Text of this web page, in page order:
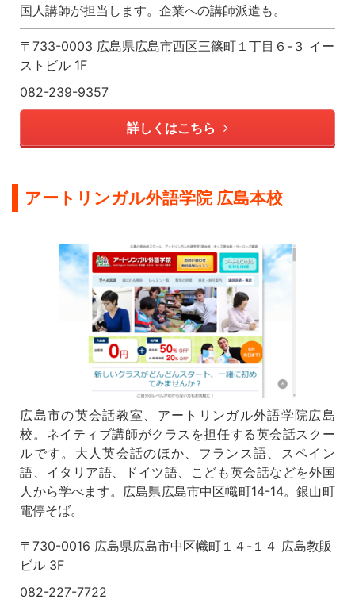
国人講師が担当します。企業への講師派遣も。
〒733-0003 広島県広島市西区三篠町１丁目６-３ イー
ストビル 1F
082-239-9357
詳しくはこちら
アートリンガル外語学院 広島本校
広島市の英会話教室、アートリンガル外語学院広島
校。ネイティブ講師がクラスを担任する英会話スクー
ルです。大人英会話のほか、フランス語、スペイン
語、イタリア語、ドイツ語、こども英会話などを外国
人から学べます。広島県広島市中区幟町14-14。銀山町
電停そば。
〒730-0016 広島県広島市中区幟町１４-１４ 広島教販
ビル 3F
082-227-7722